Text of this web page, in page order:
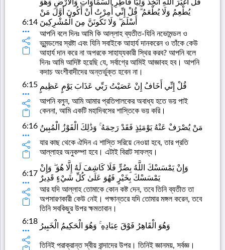
6:14
قُلْ أَغَيْرَ اللَّهِ أَتَّخِذُ وَلِيًّا فَاطِرِ السَّمَاوَاتِ وَالْأَرْضِ وَهُوَ
يُطْعِمُ وَلَا يُطْعَمُ ۗ قُلْ إِنِّي أُمِرْتُ أَنْ أَكُونَ أَوَّلَ مَنْ
أَسْلَمَ ۖ وَلَا تَكُونَنَّ مِنَ الْمُشْرِكِينَ
আপনি বলে দিনঃ আমি কি আল্লাহ ব্যতীত-যিনি নভোমন্ডল ও
ভুমন্ডলের স্রষ্টা এবং যিনি সবাইকে আহার্য দানকরেন ও তাঁকে কেউ
আহার্য দান করে না অপরকে সাহায্যকারী স্থির করব? আপনি বলে
দিনঃ আমি আদিষ্ট হয়েছি যে, সর্বাগ্রে আমিই আজ্ঞাবহ হব। আপনি
কদাচ অংশীবাদীদের অন্তর্ভুক্ত হবেন না।
6:15 قُلْ إِنِّي أَخَافُ إِنْ عَصَيْتُ رَبِّي عَذَابَ يَوْمٍ عَظِيمٍ
আপনি বলুন, আমি আমার প্রতিপালকের অবাধ্য হতে ভয় পাই
কেননা, আমি একটি মহাদিবসের শাস্তিকে ভয় করি।
6:16 مَنْ يُصْرَفْ عَنْهُ يَوْمَئِذٍ فَقَدْ رَحِمَهُ ۚ وَذَٰلِكَ الْفَوْزُ الْمُبِينُ
যার কাছ থেকে ঐদিন এ শাস্তি সরিয়ে নেওয়া হবে, তার প্রতি
আল্লাহর অনুকম্পা হবে। এটাই বিরাট সাফল্য।
6:17
وَإِنْ يَمْسَسْكَ اللَّهُ بِضُرٍّ فَلَا كَاشِفَ لَهُ إِلَّا هُوَ ۖ وَإِنْ
يَمْسَسْكَ بِخَيْرٍ فَهُوَ عَلَىٰ كُلِّ شَيْءٍ قَدِيرٌ
আর যদি আল্লাহ তোমাকে কোন কষ্ট দেন, তবে তিনি ব্যতীত তা
অপসারণকারী কেউ নেই। পক্ষান্তরে যদি তোমার মঙ্গল করেন, তবে
তিনি সবকিছুর উপর ক্ষমতাবান।
6:18
وَهُوَ الْقَاهِرُ فَوْقَ عِبَادِهِ ۚ وَهُوَ الْحَكِيمُ الْخَبِيرُ
তিনিই পরাক্রান্ত স্বীয় বান্দাদের উপর। তিনিই জ্ঞানময়, সর্বজ্ঞ।